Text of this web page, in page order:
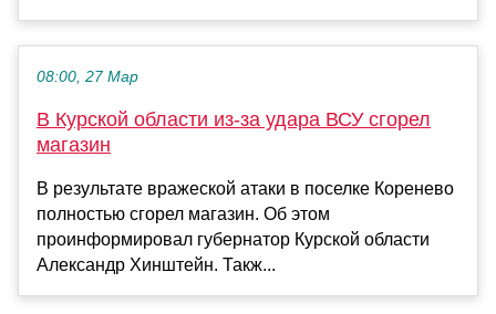
08:00, 27 Мар
В Курской области из-за удара ВСУ сгорел
магазин
В результате вражеской атаки в поселке Коренево
полностью сгорел магазин. Об этом
проинформировал губернатор Курской области
Александр Хинштейн. Такж...